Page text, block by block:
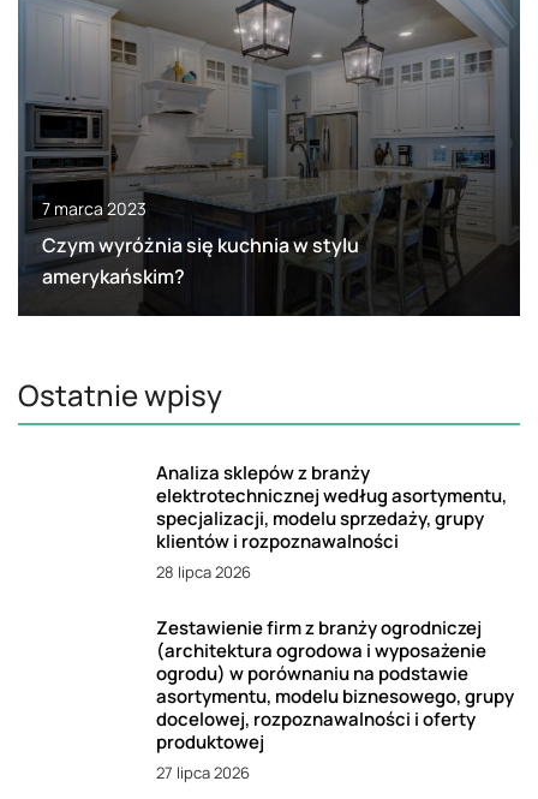
7 marca 2023
Czym wyróżnia się kuchnia w stylu
amerykańskim?
Ostatnie wpisy
Analiza sklepów z branży
elektrotechnicznej według asortymentu,
specjalizacji, modelu sprzedaży, grupy
klientów i rozpoznawalności
28 lipca 2026
Zestawienie firm z branży ogrodniczej
(architektura ogrodowa i wyposażenie
ogrodu) w porównaniu na podstawie
asortymentu, modelu biznesowego, grupy
docelowej, rozpoznawalności i oferty
produktowej
27 lipca 2026